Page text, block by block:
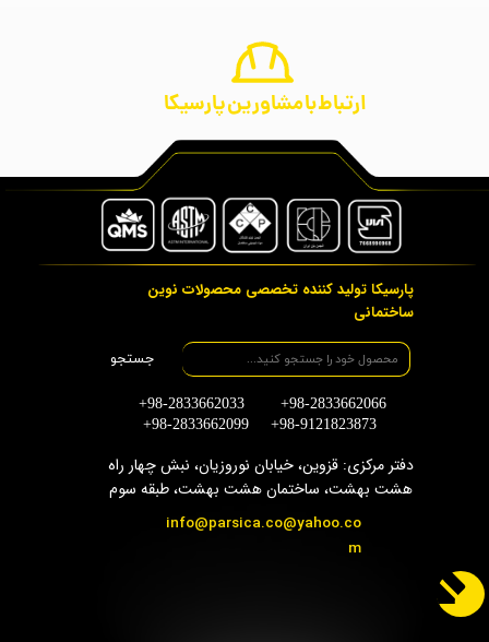
ارتباط با مشاورین پارسیکا
پارسیکا تولید کننده تخصصی محصولات نوین
ساختمانی
دفتر مرکزی: قزوین، خیابان نوروزیان، نبش چهار راه
هشت بهشت، ساختمان هشت بهشت، طبقه سوم
+98-2833662033 +98-2833662066
+98-2833662099 +98-9121823873
info@parsica.co@yahoo.co
m
جستجو